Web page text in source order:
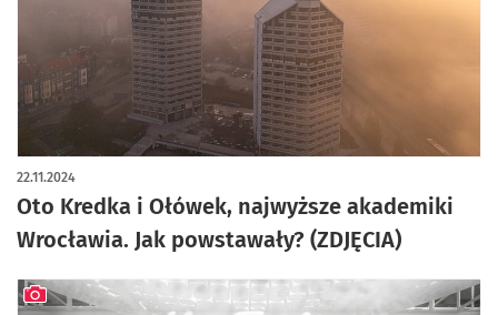
Oto Kredka i Ołówek, najwyższe akademiki
Wrocławia. Jak powstawały? (ZDJĘCIA)
22.11.2024
artykuł z galerią zdjęć